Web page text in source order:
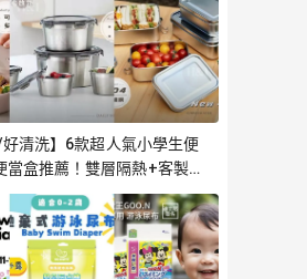
清洗】6款超人氣小學生便
當盒推薦！雙層隔熱+客製化